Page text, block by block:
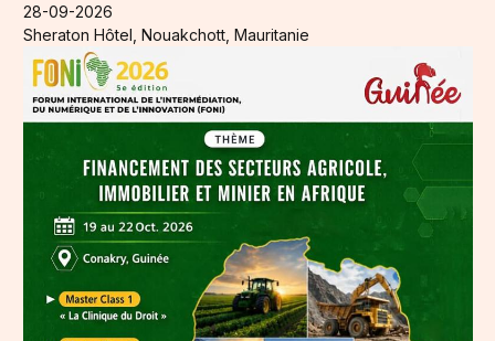
28-09-2026
Sheraton Hôtel, Nouakchott, Mauritanie